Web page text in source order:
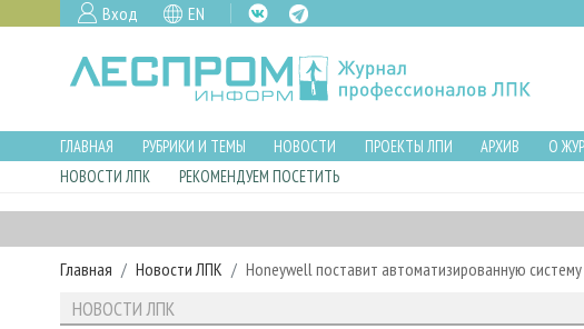
Вход EN
ГЛАВНАЯ РУБРИКИ И ТЕМЫ НОВОСТИ ПРОЕКТЫ ЛПИ АРХИВ О
НОВОСТИ ЛПК
РЕКОМЕНДУЕМ ПОСЕТИТЬ
Главная Новости ЛПК Honeywell поставит автоматизированную
НОВОСТИ ЛПК